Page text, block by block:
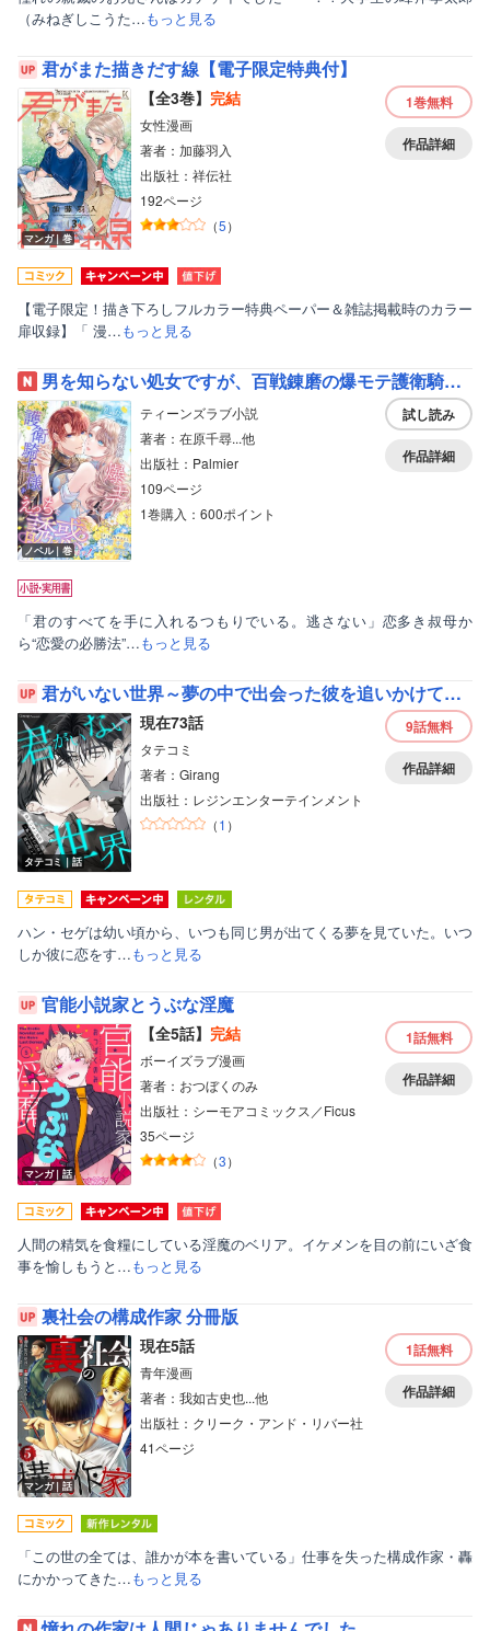
（みねぎしこうた…もっと見る
君がまた描きだす線【電子限定特典付】
マンガ｜巻
【全3巻】 完結
女性漫画
著者：加藤羽入
出版社：祥伝社
192ページ
（5）
1巻無料
作品詳細
【電子限定！描き下ろしフルカラー特典ペーパー＆雑誌掲載時のカラー
扉収録】「 漫…もっと見る
男を知らない処女ですが、百戦錬磨の爆モテ護衛騎士様をえっちに誘惑してみます！
ノベル｜巻
ティーンズラブ小説
著者：在原千尋...他
出版社：Palmier
109ページ
1巻購入：600ポイント
試し読み
作品詳細
「君のすべてを手に入れるつもりでいる。逃さない」恋多き叔母か
ら“恋愛の必勝法”…もっと見る
君がいない世界～夢の中で出会った彼を追いかけて～【フルカラー】
タテコミ｜話
現在73話
タテコミ
著者：Girang
出版社：レジンエンターテインメント
（1 ）
9話無料
作品詳細
ハン・セゲは幼い頃から、いつも同じ男が出てくる夢を見ていた。いつ
しか彼に恋をす…もっと見る
官能小説家とうぶな淫魔
マンガ｜話
【全5話】 完結
ボーイズラブ漫画
著者：おつぼくのみ
出版社：シーモアコミックス／Ficus
35ページ
（3）
1話無料
作品詳細
人間の精気を食糧にしている淫魔のベリア。イケメンを目の前にいざ食
事を愉しもうと…もっと見る
裏社会の構成作家 分冊版
マンガ｜話
現在5話
青年漫画
著者：我如古史也...他
出版社：クリーク・アンド・リバー社
41ページ
1話無料
作品詳細
「この世の全ては、誰かが本を書いている」仕事を失った構成作家・轟
にかかってきた…もっと見る